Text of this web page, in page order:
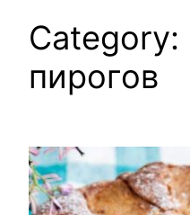
Category:
пирогов